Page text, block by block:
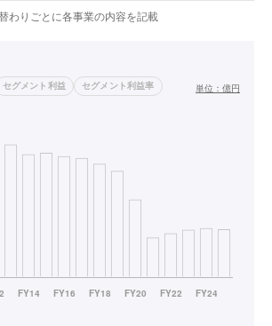
わりごとに各事業の内容を記載
セグメント利益 セグメント利益率 単位： 億円